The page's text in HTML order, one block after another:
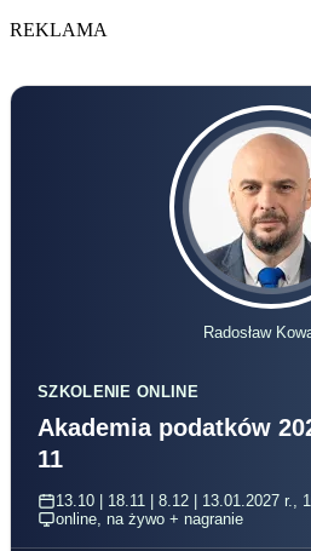
REKLAMA
Radosław
SZKOLENIE ONLINE
Akademia podatków
11
13.10 | 18.11 | 8.12 | 13.01.2027 r.,
online, na żywo + nagranie